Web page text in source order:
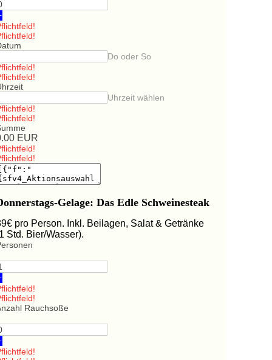
Do oder So
Uhrzeit wählen
EUR
Gelage: Das Edle Schweinesteak
pro Person. Inkl. Beilagen, Salat & Getränke
Std. Bier/Wasser).
Rauchsoße